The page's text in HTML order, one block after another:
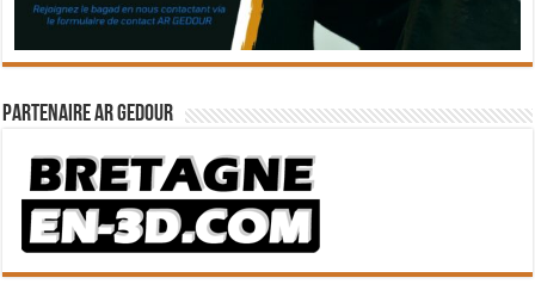
Partenaire Ar Gedour